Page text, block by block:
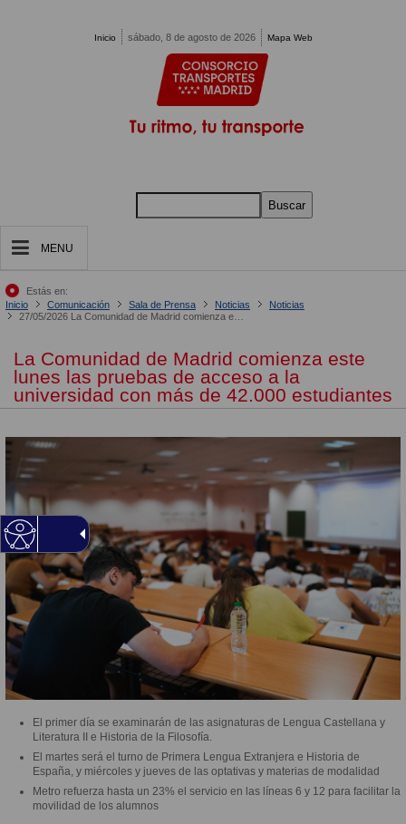
Inicio sábado, 8 de agosto de 2026 Mapa Web
Buscar
MENU
Estás en:
Inicio
Comunicación Sala de Prensa Noticias
Noticias
La Comunidad de Madrid comienza este
lunes las pruebas de acceso a la
universidad con más de 42.000 estudiantes
El primer día se examinarán de las asignaturas de Lengua Castellana y
Literatura II e Historia de la Filosofía.
El martes será el turno de Primera Lengua Extranjera e Historia de
España, y miércoles y jueves de las optativas y materias de modalidad
Metro refuerza hasta un 23% el servicio en las líneas 6 y 12 para facilitar la
movilidad de los alumnos